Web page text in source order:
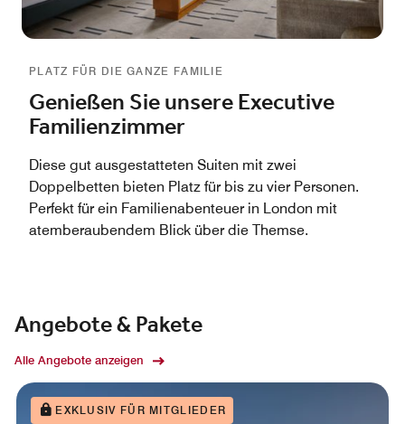
PLATZ FÜR DIE GANZE FAMILIE
Genießen Sie unsere Executive
Familienzimmer
Diese gut ausgestatteten Suiten mit zwei
Doppelbetten bieten Platz für bis zu vier Personen.
Perfekt für ein Familienabenteuer in London mit
atemberaubendem Blick über die Themse.
Angebote & Pakete
Alle Angebote anzeigen
EXKLUSIV FÜR MITGLIEDER